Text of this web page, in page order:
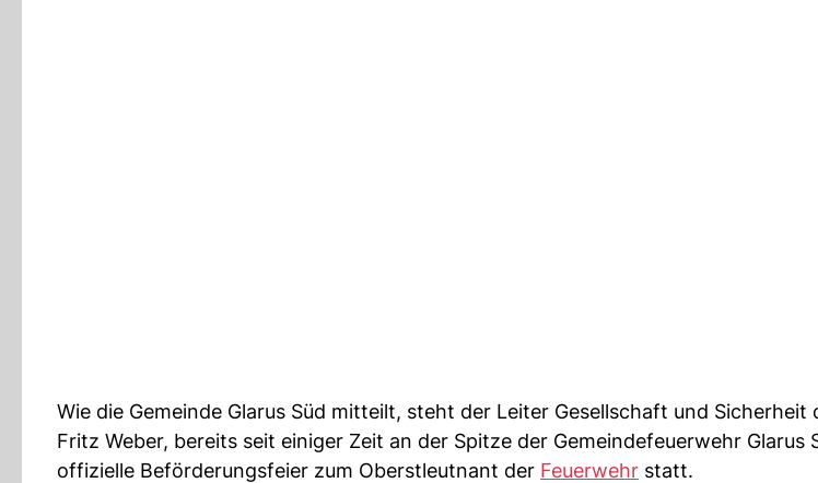
Wie die Gemeinde Glarus Süd mitteilt, steht der Leiter Gesellschaft und Sicherheit
Fritz Weber, bereits seit einiger Zeit an der Spitze der Gemeindefeuerwehr Glarus
offizielle Beförderungsfeier zum Oberstleutnant der Feuerwehr statt.